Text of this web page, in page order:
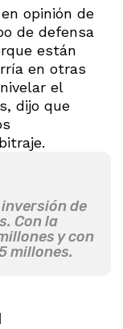
opinión de
de defensa
están
en otras
el
dijo que
de
Con la
y con
millones.